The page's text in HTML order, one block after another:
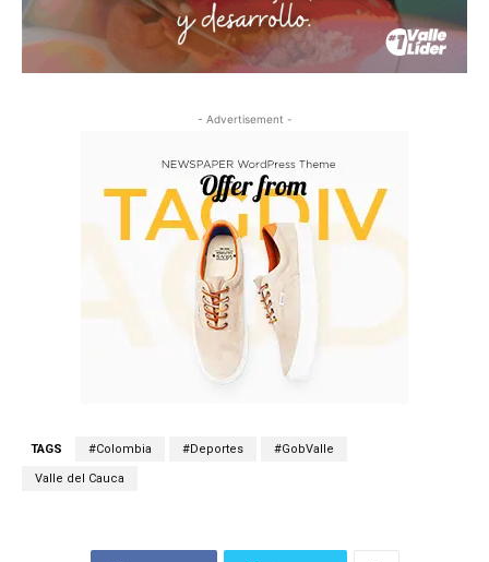
- Advertisement -
TAGS #Colombia #Deportes #GobValle
Valle del Cauca